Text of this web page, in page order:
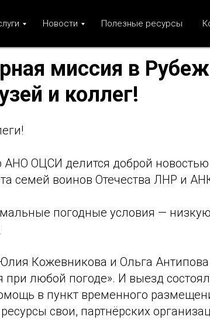
Новости Полезные ресурсы
миссия в
и коллег!
АНО ОЦСИ делится доброй
семей воинов Отечества ЛНР и
погодные условия —
Кожевникова и Ольга
при любой погоде». И выезд
в пункт временного
свои, партнёрских